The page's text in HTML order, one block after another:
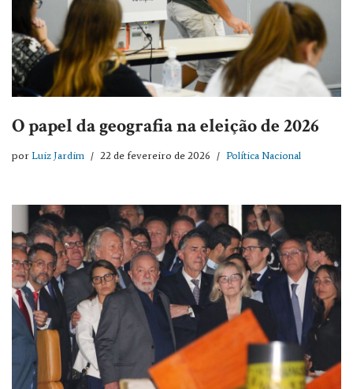
O papel da geografia na eleição de 2026
porLuiz Jardim 22 de fevereiro de 2026 Política Nacional